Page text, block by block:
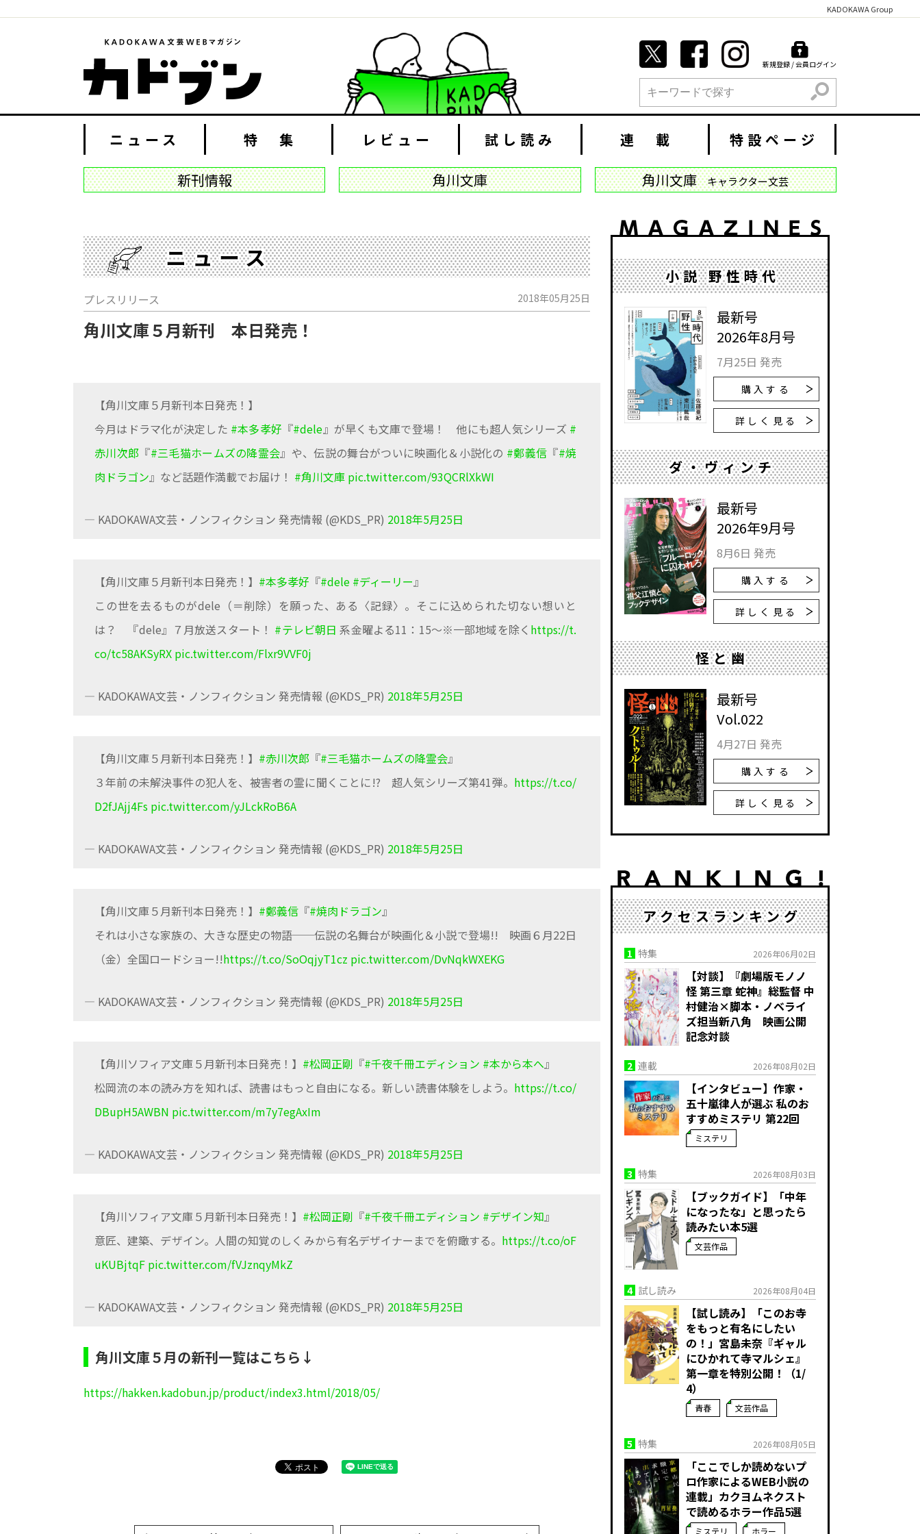
KADOKAWA Group
新規登録 / 会員ログイン
検索
ニュース 特 集 レビュー 試し読み 連 載 特設ページ
新刊情報 角川文庫 角川文庫 キャラクター文芸
ニュース
プレスリリース 2018年05月25日
角川文庫５月新刊 本日発売！
【角川文庫５月新刊本日発売！】
今月はドラマ化が決定した #本多孝好 『#dele』が早くも文庫で登場！ 他にも超人気シリーズ #
赤川次郎 『#三毛猫ホームズの降霊会』や、伝説の舞台がついに映画化＆小説化の #鄭義信 『#焼
肉ドラゴン』など話題作満載でお届け！ #角川文庫 pic.twitter.com/93QCRlXkWI
— KADOKAWA文芸・ノンフィクション 発売情報 (@KDS_PR) 2018年5月25日
【角川文庫５月新刊本日発売！】 #本多孝好 『#dele #ディーリー』
この世を去るものがdele（＝削除）を願った、ある〈記録〉。そこに込められた切ない想いと
は？ 『dele』７月放送スタート！ #テレビ朝日 系金曜よる11：15～※一部地域を除く https://t.
co/tc58AKSyRX pic.twitter.com/Flxr9VVF0j
— KADOKAWA文芸・ノンフィクション 発売情報 (@KDS_PR) 2018年5月25日
【角川文庫５月新刊本日発売！】 #赤川次郎 『#三毛猫ホームズの降霊会』
３年前の未解決事件の犯人を、被害者の霊に聞くことに!? 超人気シリーズ第41弾。 https://t.co/
D2fJAjj4Fs pic.twitter.com/yJLckRoB6A
— KADOKAWA文芸・ノンフィクション 発売情報 (@KDS_PR) 2018年5月25日
【角川文庫５月新刊本日発売！】 #鄭義信 『#焼肉ドラゴン』
それは小さな家族の、大きな歴史の物語──伝説の名舞台が映画化＆小説で登場!! 映画６月22日
（金）全国ロードショー!!https://t.co/SoOqjyT1cz pic.twitter.com/DvNqkWXEKG
— KADOKAWA文芸・ノンフィクション 発売情報 (@KDS_PR) 2018年5月25日
【角川ソフィア文庫５月新刊本日発売！】 #松岡正剛 『#千夜千冊エディション #本から本へ』
松岡流の本の読み方を知れば、読書はもっと自由になる。新しい読書体験をしよう。 https://t.co/
DBupH5AWBN pic.twitter.com/m7y7egAxIm
— KADOKAWA文芸・ノンフィクション 発売情報 (@KDS_PR) 2018年5月25日
【角川ソフィア文庫５月新刊本日発売！】 #松岡正剛 『#千夜千冊エディション #デザイン知』
意匠、建築、デザイン。人間の知覚のしくみから有名デザイナーまでを俯瞰する。 https://t.co/oF
uKUBjtqF pic.twitter.com/fVJznqyMkZ
— KADOKAWA文芸・ノンフィクション 発売情報 (@KDS_PR) 2018年5月25日
角川文庫５月の新刊一覧はこちら↓
https://hakken.kadobun.jp/product/index3.html/2018/05/
小説 野性時代
最新号
2026年8月号
7月25日 発売
購入する
詳しく見る
ダ・ヴィンチ
最新号
2026年9月号
8月6日 発売
購入する
詳しく見る
怪と幽
最新号
Vol.022
4月27日 発売
購入する
詳しく見る
アクセスランキング
1 特集 2026年06月02日
【対談】『劇場版モノノ
怪 第三章 蛇神』総監督 中
村健治×脚本・ノベライ
ズ担当新八角 映画公開
記念対談
2 連載 2026年08月02日
【インタビュー】作家・
五十嵐律人が選ぶ 私のお
すすめミステリ 第22回
ミステリ
3 特集 2026年08月03日
【ブックガイド】「中年
になったな」と思ったら
読みたい本5選
文芸作品
4 試し読み 2026年08月04日
【試し読み】「このお寺
をもっと有名にしたい
の！」宮島未奈『ギャル
にひかれて寺マルシェ』
第一章を特別公開！（1/
4）
青春 文芸作品
5 特集 2026年08月05日
「ここでしか読めないプ
ロ作家によるWEB小説の
連載」――カクヨムネクスト
で読めるホラー作品5選
ミステリ ホラー